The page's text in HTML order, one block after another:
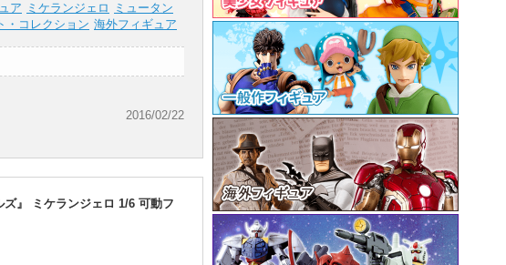
ア ミケランジェロ
ミュータン
・コレクション 海外フィギュア
2016/02/22
』 ミケランジェロ 1/6 可動フ